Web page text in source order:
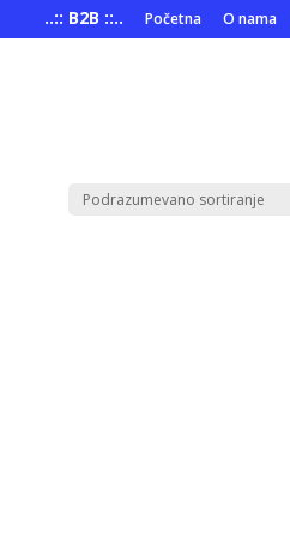
..:: B2B ::.. Početna O nama